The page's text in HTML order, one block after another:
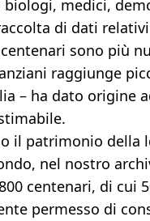
biologi, medici,
di dati
sono più
raggiunge
– ha dato origine
il patrimonio della
nel nostro
centenari, di cui
permesso di